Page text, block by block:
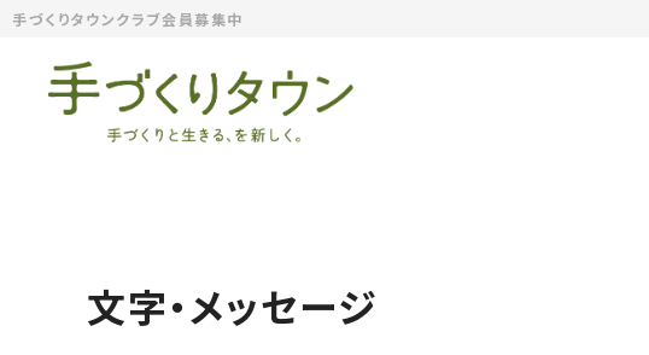
手づくりタウンクラブ会員募集中
文字・メッセージ